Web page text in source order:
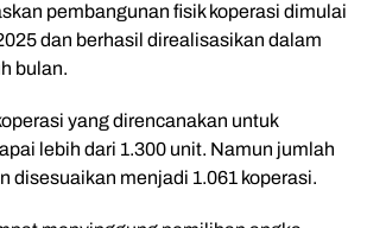
pembangunan fisik koperasi dimulai
dan berhasil direalisasikan dalam
bulan.
yang direncanakan untuk
lebih dari 1.300 unit. Namun jumlah
disesuaikan menjadi 1.061 koperasi.